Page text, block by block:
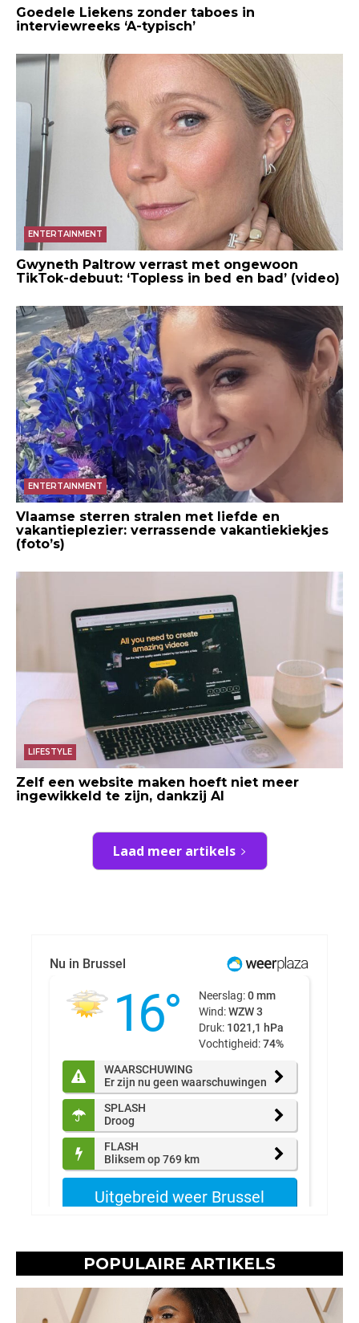
Goedele Liekens zonder taboes in
interviewreeks ‘A-typisch’
ENTERTAINMENT
Gwyneth Paltrow verrast met ongewoon
TikTok-debuut: ‘Topless in bed en bad’ (video)
ENTERTAINMENT
Vlaamse sterren stralen met liefde en
vakantieplezier: verrassende vakantiekiekjes
(foto’s)
LIFESTYLE
Zelf een website maken hoeft niet meer
ingewikkeld te zijn, dankzij AI
Laad meer artikels
POPULAIRE ARTIKELS